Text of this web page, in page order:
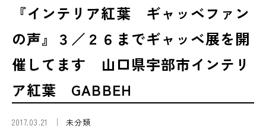
『インテリア紅葉 ギャッベファン
の声』３／２６までギャッベ展を開
催してます 山口県宇部市インテリ
ア紅葉 GABBEH
2017.03.21 未分類